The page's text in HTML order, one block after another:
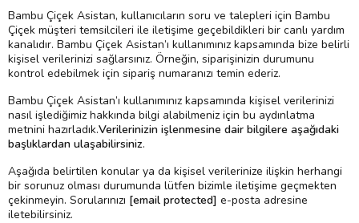
Bambu Çiçek Asistan, kullanıcıların soru ve talepleri için Bambu
Çiçek müşteri temsilcileri ile iletişime geçebildikleri bir canlı yardım
kanalıdır. Bambu Çiçek Asistan’ı kullanımınız kapsamında bize belirli
kişisel verilerinizi sağlarsınız. Örneğin, siparişinizin durumunu
kontrol edebilmek için sipariş numaranızı temin ederiz.
Bambu Çiçek Asistan’ı kullanımınız kapsamında kişisel verilerinizi
nasıl işlediğimiz hakkında bilgi alabilmeniz için bu aydınlatma
metnini hazırladık.Verilerinizin işlenmesine dair bilgilere aşağıdaki
başlıklardan ulaşabilirsiniz.
Aşağıda belirtilen konular ya da kişisel verilerinize ilişkin herhangi
bir sorunuz olması durumunda lütfen bizimle iletişime geçmekten
çekinmeyin. Sorularınızı [email protected] e-posta adresine
iletebilirsiniz.